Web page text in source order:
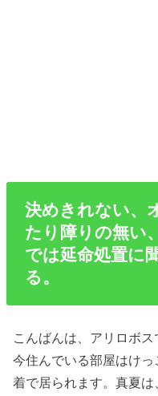
決めきれない、
たり障りの無い
では延命処置に
る。
こんばんは、アリロボス
今住んでいる部屋はけ
着で居られます。真夏